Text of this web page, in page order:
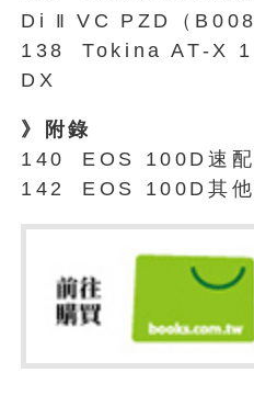
Di
VC
PZD（B008
138
Tokina AT-X
DX
》附錄
140
EOS 100D速配
142
EOS 100D其